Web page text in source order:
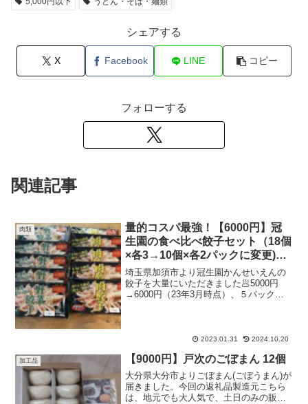
シェアする
X Facebook LINE コピー
フォローする
関連記事
肉類
量的コスパ最強！【6000円】冠
生園の食べ比べ餃子セット（18個
×各3→10個×各2パックに変更)訳
あり
埼玉県加須市より冠生園かんせいえんの
餃子を大量にいただきました🥟5000円
→6000円（23年3月時点）、５パック
2023.01.31 2024.10.20
加工品 【9000円】戸次のごぼまん 12個
大分県大分市よりごぼまん(ごぼうまん)が
届きました。今回の返礼品製造元こちら
は、地元でも大人気で、土日のみの販売